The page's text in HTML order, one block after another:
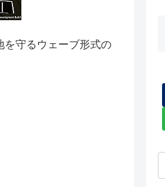
を守るウェーブ形式の